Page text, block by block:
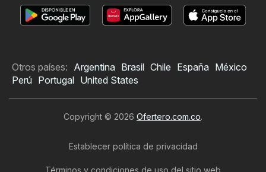
Otros países: Argentina Brasil Chile España México
Perú Portugal United States
Copyright © 2026 Ofertero.com.co.
Establecer política de privacidad
Términos y condiciones de uso del sitio web